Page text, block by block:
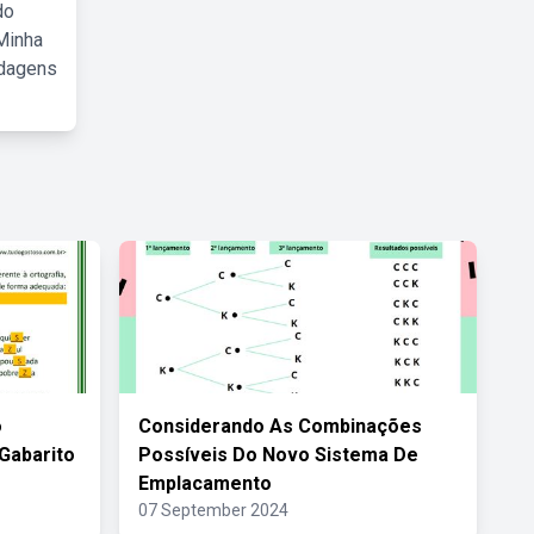
Considerando As Combinações
Possíveis Do Novo Sistema De
Emplacamento
07 September 2024